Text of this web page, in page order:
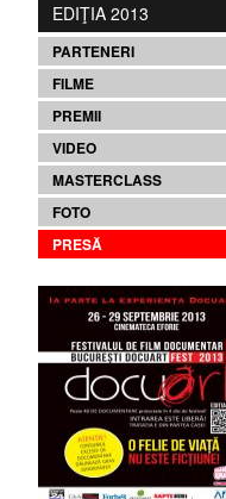
EDIŢIA 2013
PARTENERI
FILME
PREMII
VIDEO
MASTERCLASS
FOTO
PRESĂ